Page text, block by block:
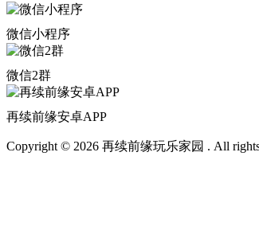
微信小程序
微信2群
再续前缘安卓APP
Copyright © 2026 再续前缘玩乐家园 . All rights